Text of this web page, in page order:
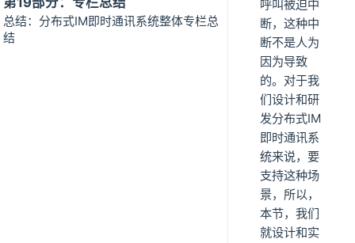
总结：分布式IM即时通讯系统整体专栏总
结
呼叫被迫中
断，这种中
断不是人为
因为导致
的。对于我
们设计和研
发分布式IM
即时通讯系
统来说，要
支持这种场
景，所以，
本节，我们
就设计和实